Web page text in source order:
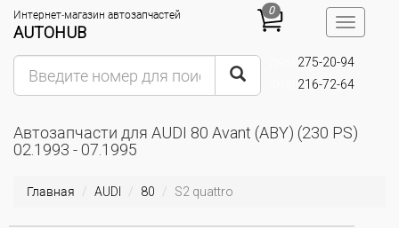
Toggle
0
Интернет-магазин автозапчастей
AUTOHUB
275-20-94
216-72-64
Автозапчасти для AUDI 80 Avant (ABY) (230 PS)
02.1993 - 07.1995
Главная AUDI 80 S2 quattro